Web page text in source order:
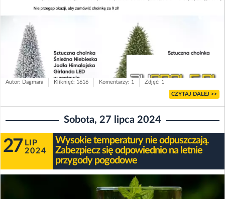
Autor: Dagmara Kliknięć: 1616 Komentarzy: 1 Zdjęć: 1
CZYTAJ DALEJ >>
Sobota, 27 lipca 2024
27 LIP
2024
Wysokie temperatury nie odpuszczają.
Zabezpiecz się odpowiednio na letnie
przygody pogodowe